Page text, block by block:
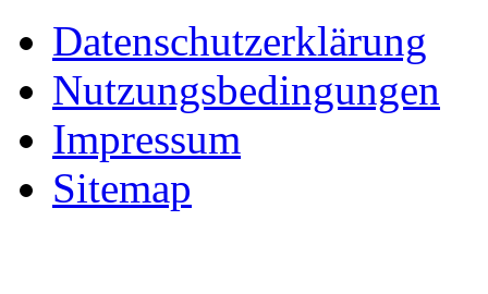
Datenschutzerklärung
Nutzungsbedingungen
Impressum
Sitemap